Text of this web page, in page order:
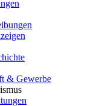
& Gewerbe